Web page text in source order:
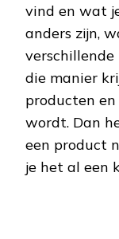
vind en wat
anders zijn,
die manier
producten
wordt. Dan
een product
je het al een